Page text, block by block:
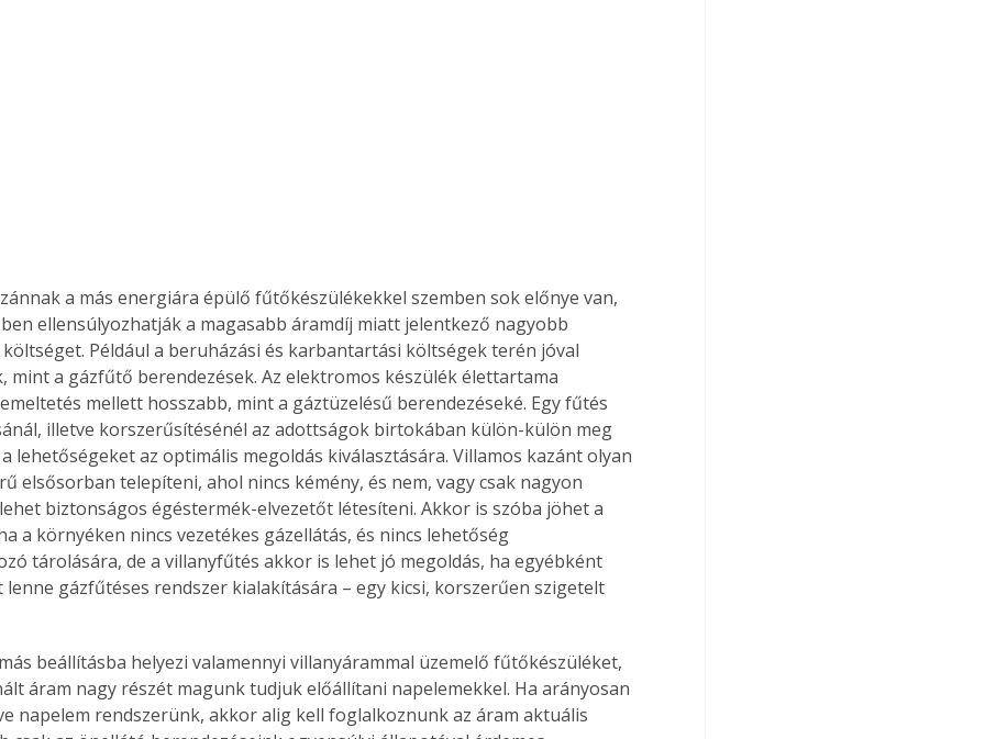
Gyógyító növények: a
természet kincsei az
a más energiára épülő fűtőkészülékekkel szemben sok előnye van,
ellensúlyozhatják a magasabb áramdíj miatt jelentkező nagyobb
Például a beruházási és karbantartási költségek terén jóval
mint a gázfűtő berendezések. Az elektromos készülék élettartama
mellett hosszabb, mint a gáztüzelésű berendezéseké. Egy fűtés
illetve korszerűsítésénél az adottságok birtokában külön-külön meg
lehetőségeket az optimális megoldás kiválasztására. Villamos kazánt olyan
elsősorban telepíteni, ahol nincs kémény, és nem, vagy csak nagyon
biztonságos égéstermék-elvezetőt létesíteni. Akkor is szóba jöhet a
a környéken nincs vezetékes gázellátás, és nincs lehetőség
tárolására, de a villanyfűtés akkor is lehet jó megoldás, ha egyébként
lenne gázfűtéses rendszer kialakítására – egy kicsi, korszerűen szigetelt
beállításba helyezi valamennyi villanyárammal üzemelő fűtőkészüléket,
áram nagy részét magunk tudjuk előállítani napelemekkel. Ha arányosan
napelem rendszerünk, akkor alig kell foglalkoznunk az áram aktuális